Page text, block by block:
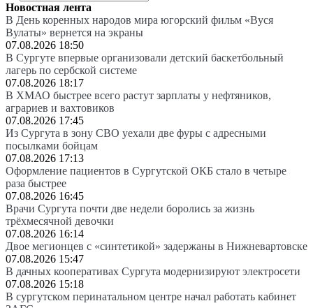
Новостная лента
В День коренных народов мира югорский фильм «Вуся
Вулаты» вернется на экраны
07.08.2026 18:50
В Сургуте впервые организовали детский баскетбольный
лагерь по сербской системе
07.08.2026 18:17
В ХМАО быстрее всего растут зарплаты у нефтяников,
аграриев и вахтовиков
07.08.2026 17:45
Из Сургута в зону СВО уехали две фуры с адресными
посылками бойцам
07.08.2026 17:13
Оформление пациентов в Сургутской ОКБ стало в четыре
раза быстрее
07.08.2026 16:45
Врачи Сургута почти две недели боролись за жизнь
трёхмесячной девочки
07.08.2026 16:14
Двое мегионцев с «синтетикой» задержаны в Нижневартовске
07.08.2026 15:47
В дачных кооперативах Сургута модернизируют электросети
07.08.2026 15:18
В сургутском перинатальном центре начал работать кабинет